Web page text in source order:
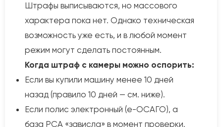
Штрафы выписываются, но массового
характера пока нет. Однако техническая
возможность уже есть, и в любой момент
режим могут сделать постоянным.
Когда штраф с камеры можно оспорить:
Если вы купили машину менее 10 дней
назад (правило 10 дней — см. ниже).
Если полис электронный (е-ОСАГО), а
база РСА «зависла» в момент проверки.